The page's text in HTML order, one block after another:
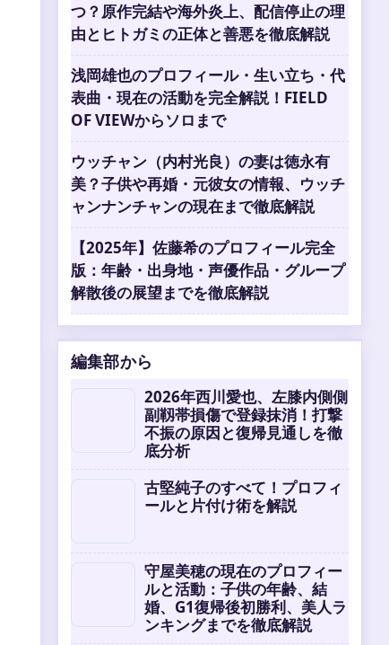
つ？原作完結や海外炎上、配信停止の理
由とヒトガミの正体と善悪を徹底解説
浅岡雄也のプロフィール・生い立ち・代
表曲・現在の活動を完全解説！FIELD
OF VIEWからソロまで
ウッチャン（内村光良）の妻は徳永有
美？子供や再婚・元彼女の情報、ウッチ
ャンナンチャンの現在まで徹底解説
【2025年】佐藤希のプロフィール完全
版：年齢・出身地・声優作品・グループ
解散後の展望までを徹底解説
編集部から
2026年西川愛也、左膝内側側
副靱帯損傷で登録抹消！打撃
不振の原因と復帰見通しを徹
底分析
古堅純子のすべて！プロフィ
ールと片付け術を解説
守屋美穂の現在のプロフィー
ルと活動：子供の年齢、結
婚、G1復帰後初勝利、美人ラ
ンキングまでを徹底解説